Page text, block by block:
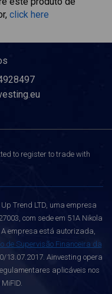
click here
to register to trade with
Trend LTD, uma empresa
com sede em 51A Nikola
empresa está autorizada,
de Supervisão Financeira da
13.07.2017. Ainvesting opera
aplicáveis nos